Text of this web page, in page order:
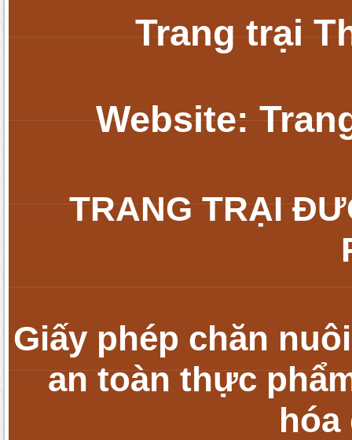
Trang trại
Website:
TRANG TRẠI
Giấy phép chăn
an toàn thực
hóa